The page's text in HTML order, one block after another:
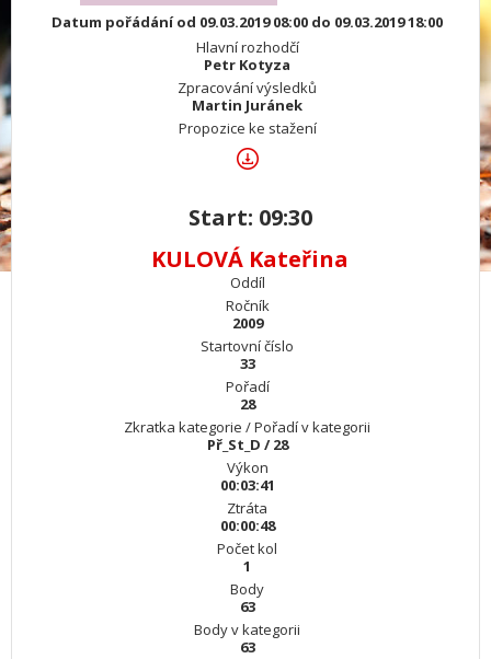
Datum pořádání od 09.03.2019 08:00 do 09.03.2019 18:00
Hlavní rozhodčí
Petr Kotyza
Zpracování výsledků
Martin Juránek
Propozice ke stažení
Start: 09:30
KULOVÁ Kateřina
Oddíl
Ročník
2009
Startovní číslo
33
Pořadí
28
Zkratka kategorie / Pořadí v kategorii
Př_St_D / 28
Výkon
00:03:41
Ztráta
00:00:48
Počet kol
1
Body
63
Body v kategorii
63